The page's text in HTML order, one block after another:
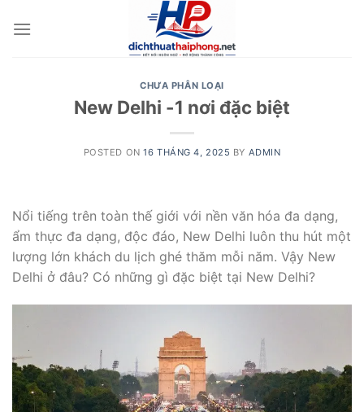
CHƯA PHÂN LOẠI
New Delhi -1 nơi đặc biệt
POSTED ON16 THÁNG 4, 2025 BY ADMIN
Nổi tiếng trên toàn thế giới với nền văn hóa đa dạng,
ẩm thực đa dạng, độc đáo, New Delhi luôn thu hút một
lượng lớn khách du lịch ghé thăm mỗi năm. Vậy New
Delhi ở đâu? Có những gì đặc biệt tại New Delhi?